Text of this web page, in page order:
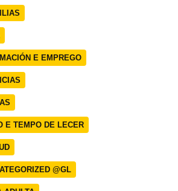
E EMPREGO
E TEMPO DE LECER
@GL